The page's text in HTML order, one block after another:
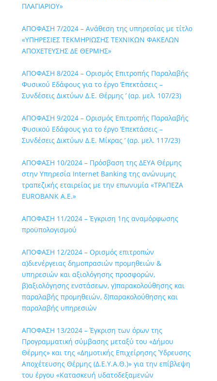
ΠΛΑΓΙΑΡΙΟΥ»
ΑΠΟΦΑΣΗ 7/2024 – Ανάθεση της υπηρεσίας με τίτλο
«ΥΠΗΡΕΣΙΕΣ ΤΕΚΜΗΡΙΩΣΗΣ ΤΕΧΝΙΚΩΝ ΦΑΚΕΛΩΝ
ΑΠΟΧΕΤΕΥΣΗΣ ΔΕ ΘΕΡΜΗΣ»
ΑΠΟΦΑΣΗ 8/2024 – Ορισμός Επιτροπής Παραλαβής
Φυσικού Εδάφους για το έργο ‘Επεκτάσεις –
Συνδέσεις Δικτύων Δ.Ε. Θέρμης ’ (αρ. μελ. 107/23)
ΑΠΟΦΑΣΗ 9/2024 – Ορισμός Επιτροπής Παραλαβής
Φυσικού Εδάφους για το έργο ‘Επεκτάσεις –
Συνδέσεις Δικτύων Δ.Ε. Μίκρας ’ (αρ. μελ. 117/23)
ΑΠΟΦΑΣΗ 10/2024 – Πρόσβαση της ΔΕΥΑ Θέρμης
στην Υπηρεσία Internet Banking της ανώνυμης
τραπεζικής εταιρείας με την επωνυμία «ΤΡΑΠΕΖΑ
EUROBANK A.E.»
ΑΠΟΦΑΣΗ 11/2024 – Έγκριση 1ης αναμόρφωσης
προϋπολογισμού
ΑΠΟΦΑΣΗ 12/2024 – Ορισμός επιτροπών
α)διενέργειας δημοπρασιών προμηθειών &
υπηρεσιών και αξιολόγησης προσφορών,
β)αξιολόγησης ενστάσεων, γ)παρακολούθησης και
παραλαβής προμηθειών, δ)παρακολούθησης και
παραλαβής υπηρεσιών
ΑΠΟΦΑΣΗ 13/2024 – Έγκριση των όρων της
Προγραμματική σύμβασης μεταξύ του «Δήμου
Θέρμης» και της «Δημοτικής Επιχείρησης Ύδρευσης
Αποχέτευσης Θέρμης (Δ.Ε.Υ.Α.Θ.)» για την επίβλεψη
του έργου «Κατασκευή υδατοδεξαμενών